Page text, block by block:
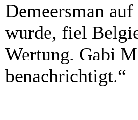
Demeersman
wurde, fiel
Wertung. Gabi
benachrichtigt.“